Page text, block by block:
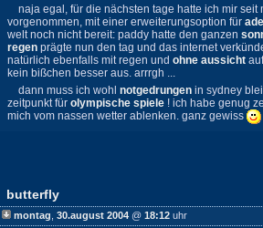
naja egal, für die nächsten tage hatte ich mir seit
vorgenommen, mit einer erweiterungsoption für
welt noch nicht bereit: paddy hatte den ganzen
regen prägte nun den tag und das internet
natürlich ebenfalls mit regen und ohne aussicht
kein bißchen besser aus. arrrgh ...
dann muss ich wohl notgedrungen in sydney
zeitpunkt für olympische spiele ! ich habe genug
mich vom nassen wetter ablenken. ganz gewiss
butterfly
montag 30.august 2004 @ 18:12 uhr